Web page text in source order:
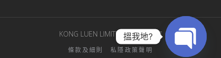
KONG LUEN LIMITED © 版權所有
條款及細則 私隱政策聲明
搵我地?